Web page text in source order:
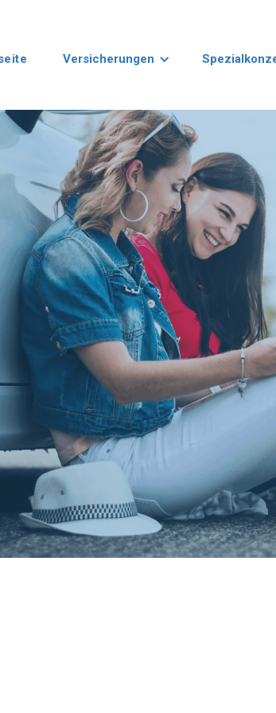
Versicherungen